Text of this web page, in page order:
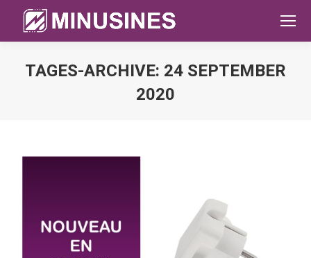
TAGES-ARCHIVE: 24 SEPTEMBER
2020